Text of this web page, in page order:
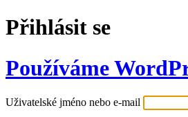
Přihlásit se
Používáme
Uživatelské jméno nebo e-mail